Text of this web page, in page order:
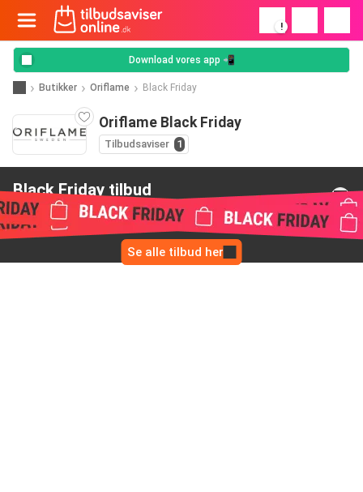
!
Download vores app 📲
Butikker Oriflame Black Friday
Oriflame Black Friday
Tilbudsaviser 1
Black Friday tilbud
from Oriflame
Se alle tilbud her